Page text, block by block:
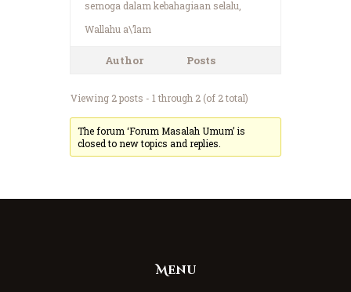
semoga dalam kebahagiaan selalu,
Wallahu a\’lam
Author Posts
Viewing 2 posts - 1 through 2 (of 2 total)
The forum ‘Forum Masalah Umum’ is
closed to new topics and replies.
Menu